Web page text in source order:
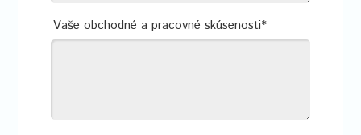
Vaše obchodné a pracovné skúsenosti*